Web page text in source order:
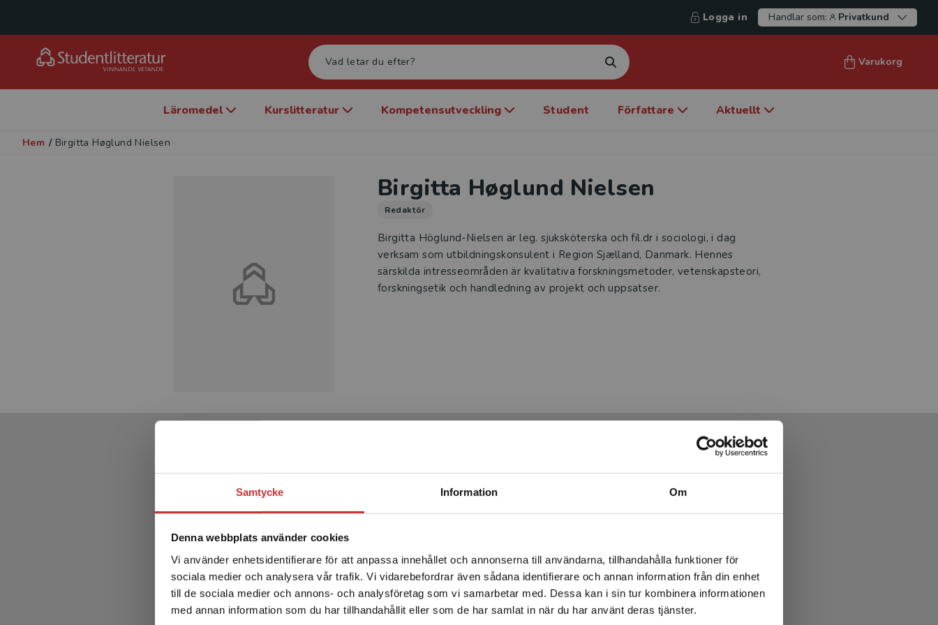
Samtycke Information Om
Denna webbplats använder cookies
Vi använder enhetsidentifierare för att anpassa innehållet och annonserna till användarna, tillhandahålla funktioner för
sociala medier och analysera vår trafik. Vi vidarebefordrar även sådana identifierare och annan information från din enhet
till de sociala medier och annons- och analysföretag som vi samarbetar med. Dessa kan i sin tur kombinera informationen
med annan information som du har tillhandahållit eller som de har samlat in när du har använt deras tjänster.
Begränsad fraktregion
Det verkar som att du besöker studentlitteratur.se via en
enhet utanför Sverige. Vi erbjuder inte leveranser utanför
Sverige. För att kunna slutföra ett köp måste
leveransadressen vara i Sverige.Läs mer
Logga in Handlar som: Privatkund
Varukorg
Läromedel Kurslitteratur Kompetensutveckling Student Författare Aktuellt
Hem / Birgitta Høglund Nielsen
Birgitta Høglund Nielsen
Redaktör
Birgitta Höglund-Nielsen är leg. sjuksköterska och fil.dr i sociologi, i dag
verksam som utbildningskonsulent i Region Sjælland, Danmark. Hennes
särskilda intresseområden är kvalitativa forskningsmetoder, vetenskapsteori,
forskningsetik och handledning av projekt och uppsatser.